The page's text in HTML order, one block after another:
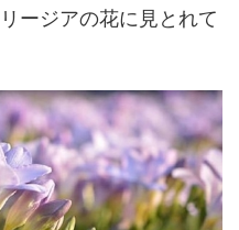
ージアの花に見とれて